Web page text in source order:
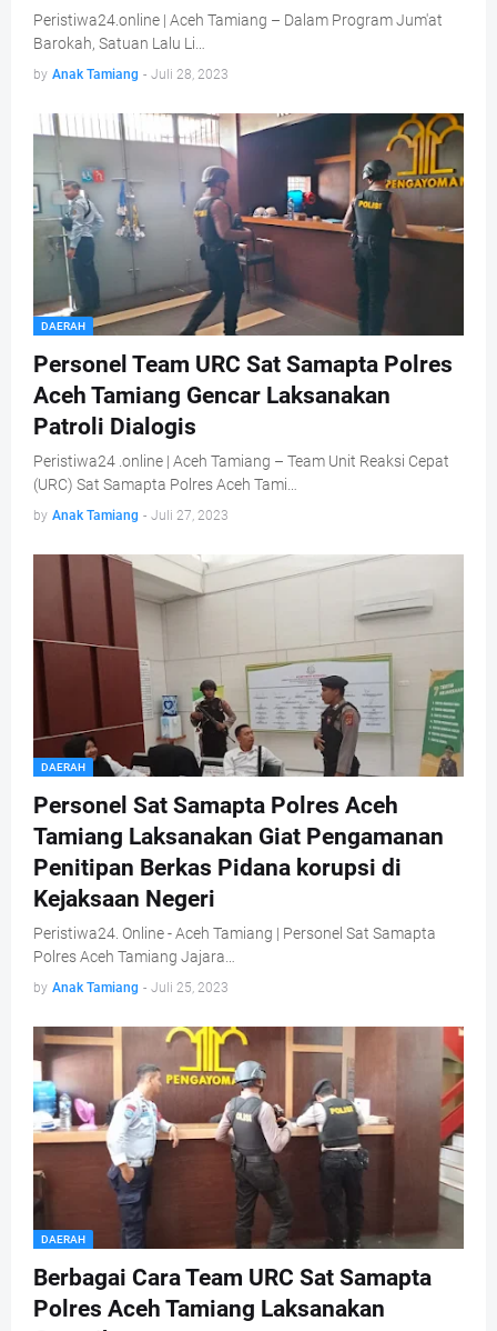
Peristiwa24.online | Aceh Tamiang – Dalam Program Jum'at
Barokah, Satuan Lalu Li…
by Anak Tamiang - Juli 28, 2023
DAERAH
Personel Team URC Sat Samapta Polres
Aceh Tamiang Gencar Laksanakan
Patroli Dialogis
Peristiwa24 .online | Aceh Tamiang – Team Unit Reaksi Cepat
(URC) Sat Samapta Polres Aceh Tami…
by Anak Tamiang - Juli 27, 2023
DAERAH
Personel Sat Samapta Polres Aceh
Tamiang Laksanakan Giat Pengamanan
Penitipan Berkas Pidana korupsi di
Kejaksaan Negeri
Peristiwa24. Online - Aceh Tamiang | Personel Sat Samapta
Polres Aceh Tamiang Jajara…
by Anak Tamiang - Juli 25, 2023
DAERAH
Berbagai Cara Team URC Sat Samapta
Polres Aceh Tamiang Laksanakan